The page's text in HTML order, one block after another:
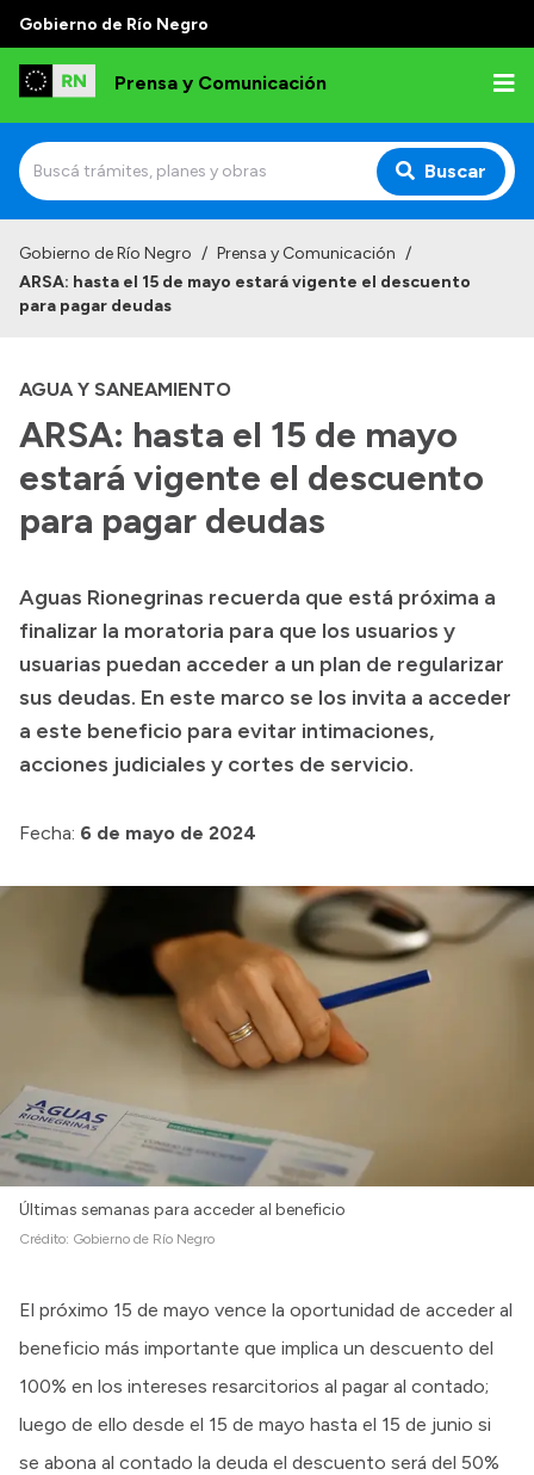
Gobierno de Río Negro
Prensa y Comunicación
Buscar
Institucional
Referentes de prensa
Archivo de noticias
Transparencia
Boletín Oficial
Compras y licitaciones
Consulta de expedientes
Consulta de pago a proveedores
Convocatorias
Gobierno de Río Negro / Prensa y Comunicación /
ARSA: hasta el 15 de mayo estará vigente el descuento
para pagar deudas
AGUA Y SANEAMIENTO
ARSA: hasta el 15 de mayo
estará vigente el descuento
para pagar deudas
Aguas Rionegrinas recuerda que está próxima a
finalizar la moratoria para que los usuarios y
usuarias puedan acceder a un plan de regularizar
sus deudas. En este marco se los invita a acceder
a este beneficio para evitar intimaciones,
acciones judiciales y cortes de servicio.
Fecha: 6 de mayo de 2024
Últimas semanas para acceder al beneficio
Crédito: Gobierno de Río Negro
El próximo 15 de mayo vence la oportunidad de acceder al
beneficio más importante que implica un descuento del
100% en los intereses resarcitorios al pagar al contado;
luego de ello desde el 15 de mayo hasta el 15 de junio si
se abona al contado la deuda el descuento será del 50%